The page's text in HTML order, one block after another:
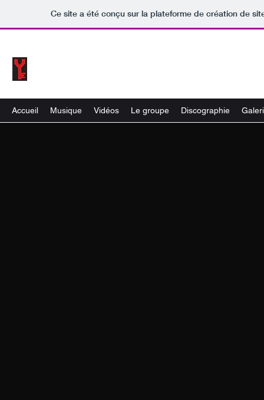
Ce site a été conçu sur la plateforme de création de
Accueil Musique Vidéos Le groupe Discographie